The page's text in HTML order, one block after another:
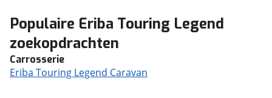
Populaire Eriba Touring Legend
zoekopdrachten
Carrosserie
Eriba Touring Legend Caravan